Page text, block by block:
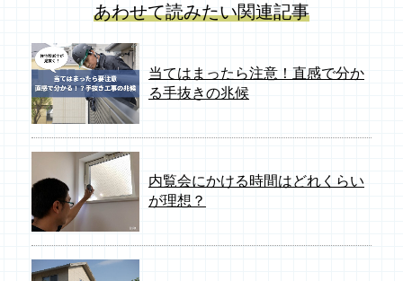
あわせて読みたい関連記事
当てはまったら注意！直感で分か
る手抜きの兆候
内覧会にかける時間はどれくらい
が理想？